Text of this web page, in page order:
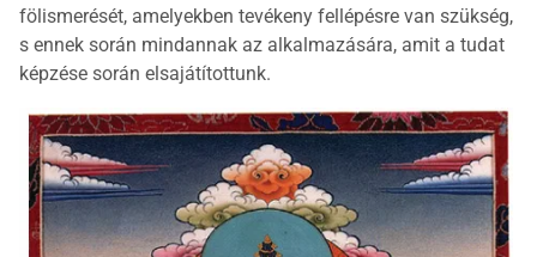
fölismerését, amelyekben tevékeny fellépésre van szükség,
s ennek során mindannak az alkalmazására, amit a tudat
képzése során elsajátítottunk.